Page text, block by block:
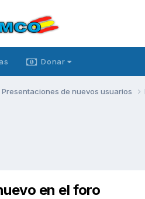
Donar
Presentaciones de nuevos usuarios
en el foro